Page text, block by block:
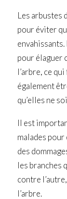
Les
pour éviter
envahissants.
pour élaguer
l’arbre, ce
également
qu’elles ne
Il est
malades
des
les branches
contre
l’arbre.